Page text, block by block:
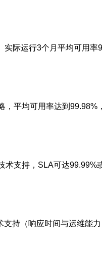
际运行3个月平均可用
平均可用率达到99.98%
支持，SLA可达99.99%
持（响应时间与运维能